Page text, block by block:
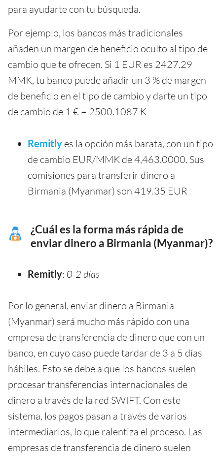
para ayudarte con tu búsqueda.
Por ejemplo, los bancos más tradicionales
añaden un margen de beneficio oculto al tipo de
cambio que te ofrecen. Si 1 EUR es 2427.29
MMK, tu banco puede añadir un 3 % de margen
de beneficio en el tipo de cambio y darte un tipo
de cambio de 1 € = 2500.1087 K
Remitly es la opción más barata, con un tipo
de cambio EUR/MMK de 4,463.0000. Sus
comisiones para transferir dinero a
Birmania (Myanmar) son 419.35 EUR
¿Cuál es la forma más rápida de
enviar dinero a Birmania (Myanmar)?
Remitly: 0-2 días
Por lo general, enviar dinero a Birmania
(Myanmar) será mucho más rápido con una
empresa de transferencia de dinero que con un
banco, en cuyo caso puede tardar de 3 a 5 días
hábiles. Esto se debe a que los bancos suelen
procesar transferencias internacionales de
dinero a través de la red SWIFT. Con este
sistema, los pagos pasan a través de varios
intermediarios, lo que ralentiza el proceso. Las
empresas de transferencia de dinero suelen